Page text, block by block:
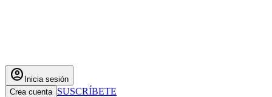
account_circle Inicia sesión
Crea cuenta SUSCRÍBETE